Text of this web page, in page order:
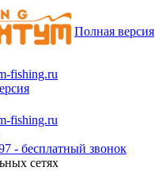
fishing.ru
Полная версия
fishing.ru
- бесплатный звонок
сетях